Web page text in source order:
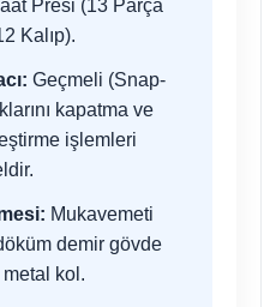
Presi (13 Parça
Kalıp).
Geçmeli (Snap-
kapatma ve
işlemleri
Mukavemeti
döküm demir gövde
kol.